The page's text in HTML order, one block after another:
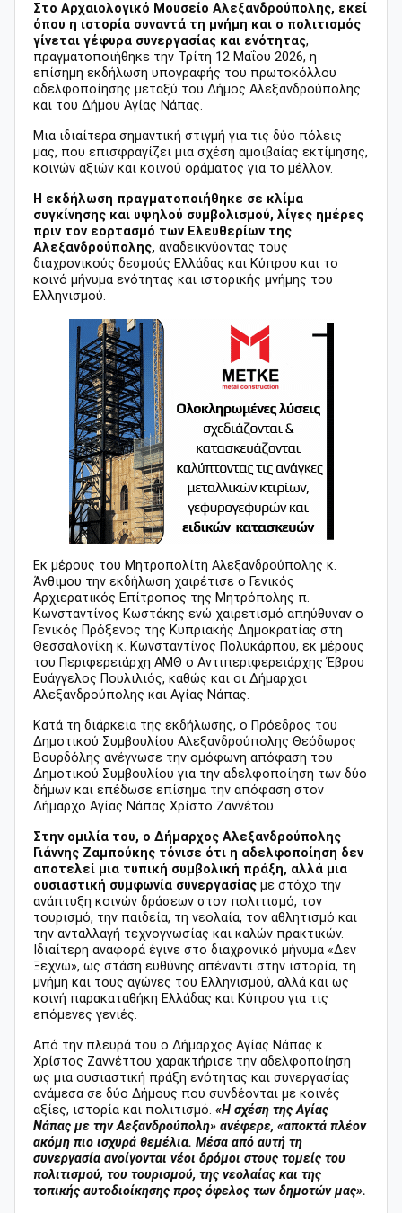
Στο Αρχαιολογικό Μουσείο Αλεξανδρούπολης, εκεί
όπου η ιστορία συναντά τη μνήμη και ο πολιτισμός
γίνεται γέφυρα συνεργασίας και ενότητας,
πραγματοποιήθηκε την Τρίτη 12 Μαΐου 2026, η
επίσημη εκδήλωση υπογραφής του πρωτοκόλλου
αδελφοποίησης μεταξύ του Δήμος Αλεξανδρούπολης
και του Δήμου Αγίας Νάπας.
Μια ιδιαίτερα σημαντική στιγμή για τις δύο πόλεις
μας, που επισφραγίζει μια σχέση αμοιβαίας εκτίμησης,
κοινών αξιών και κοινού οράματος για το μέλλον.
Η εκδήλωση πραγματοποιήθηκε σε κλίμα
συγκίνησης και υψηλού συμβολισμού, λίγες ημέρες
πριν τον εορτασμό των Ελευθερίων της
Αλεξανδρούπολης, αναδεικνύοντας τους
διαχρονικούς δεσμούς Ελλάδας και Κύπρου και το
κοινό μήνυμα ενότητας και ιστορικής μνήμης του
Ελληνισμού.
Εκ μέρους του Μητροπολίτη Αλεξανδρούπολης κ.
Άνθιμου την εκδήλωση χαιρέτισε ο Γενικός
Αρχιερατικός Επίτροπος της Μητρόπολης π.
Κωνσταντίνος Κωστάκης ενώ χαιρετισμό απηύθυναν ο
Γενικός Πρόξενος της Κυπριακής Δημοκρατίας στη
Θεσσαλονίκη κ. Κωνσταντίνος Πολυκάρπου, εκ μέρους
του Περιφερειάρχη ΑΜΘ ο Αντιπεριφερειάρχης Έβρου
Ευάγγελος Πουλιλιός, καθώς και οι Δήμαρχοι
Αλεξανδρούπολης και Αγίας Νάπας.
Κατά τη διάρκεια της εκδήλωσης, ο Πρόεδρος του
Δημοτικού Συμβουλίου Αλεξανδρούπολης Θεόδωρος
Βουρδόλης ανέγνωσε την ομόφωνη απόφαση του
Δημοτικού Συμβουλίου για την αδελφοποίηση των δύο
δήμων και επέδωσε επίσημα την απόφαση στον
Δήμαρχο Αγίας Νάπας Χρίστο Ζαννέτου.
Στην ομιλία του, ο Δήμαρχος Αλεξανδρούπολης
Γιάννης Ζαμπούκης τόνισε ότι η αδελφοποίηση δεν
αποτελεί μια τυπική συμβολική πράξη, αλλά μια
ουσιαστική συμφωνία συνεργασίας με στόχο την
ανάπτυξη κοινών δράσεων στον πολιτισμό, τον
τουρισμό, την παιδεία, τη νεολαία, τον αθλητισμό και
την ανταλλαγή τεχνογνωσίας και καλών πρακτικών.
Ιδιαίτερη αναφορά έγινε στο διαχρονικό μήνυμα «Δεν
Ξεχνώ», ως στάση ευθύνης απέναντι στην ιστορία, τη
μνήμη και τους αγώνες του Ελληνισμού, αλλά και ως
κοινή παρακαταθήκη Ελλάδας και Κύπρου για τις
επόμενες γενιές.
Από την πλευρά του ο Δήμαρχος Αγίας Νάπας κ.
Χρίστος Ζαννέττου χαρακτήρισε την αδελφοποίηση
ως μια ουσιαστική πράξη ενότητας και συνεργασίας
ανάμεσα σε δύο Δήμους που συνδέονται με κοινές
αξίες, ιστορία και πολιτισμό. «Η σχέση της Αγίας
Νάπας με την Αεξανδρούπολη» ανέφερε, «αποκτά πλέον
ακόμη πιο ισχυρά θεμέλια. Μέσα από αυτή τη
συνεργασία ανοίγονται νέοι δρόμοι στους τομείς του
πολιτισμού, του τουρισμού, της νεολαίας και της
τοπικής αυτοδιοίκησης προς όφελος των δημοτών μας».